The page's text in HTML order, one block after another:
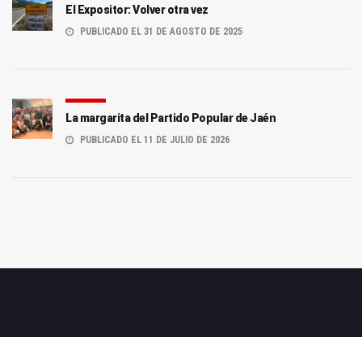
El Expositor: Volver otra vez
PUBLICADO EL 31 DE AGOSTO DE 2025
La margarita del Partido Popular de Jaén
PUBLICADO EL 11 DE JULIO DE 2026